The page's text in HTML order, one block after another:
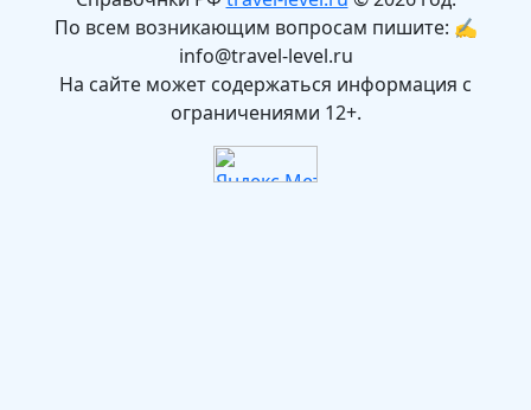
По всем возникающим вопросам пишите: ✍
info@travel-level.ru
На сайте может содержаться информация с
ограничениями 12+.